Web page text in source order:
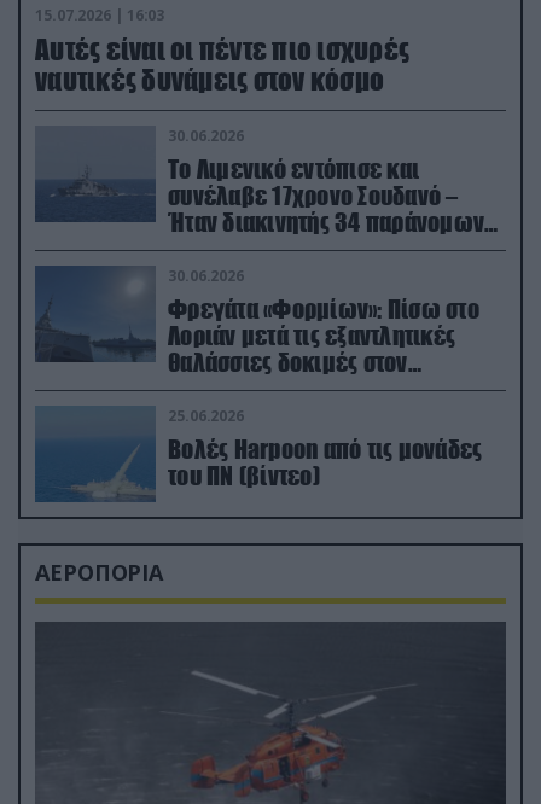
15.07.2026 | 16:03
Aυτές είναι οι πέντε πιο ισχυρές
ναυτικές δυνάμεις στον κόσμο
30.06.2026
Το Λιμενικό εντόπισε και
συνέλαβε 17χρονο Σουδανό –
Ήταν διακινητής 34 παράνομων
μεταναστών
30.06.2026
Φρεγάτα «Φορμίων»: Πίσω στο
Λοριάν μετά τις εξαντλητικές
θαλάσσιες δοκιμές στον
απαιτητικό Βισκαϊκό
25.06.2026
Βολές Harpoon από τις μονάδες
του ΠΝ (βίντεο)
ΑΕΡΟΠΟΡΙΑ